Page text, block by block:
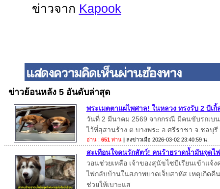
ข่าวจาก Kapook
ข่าวย้อนหลัง 5 อันดับล่าสุด
พระเมตตาแผ่ไพศาล! ในหลวง ทรงรับ 2 บีเ
วันที่ 2 มีนาคม 2569 จากกรณี มีคนขับรถเบ
ไว้ที่สุสานร้าง ต.บางพระ อ.ศรีราชา จ.ชลบุรี
อ่าน : 651ท่าน | ลงข่าวเมื่อ 2026-03-02 23:40:59 น.
สะเทือนใจคนรักสัตว์! คนร้ายราดน้ำมันจุดไ
วอนช่วยเหลือ เจ้าของสุนัขไซบีเรียนเข้าแ
ไฟกลับบ้านในสภาพบาดเจ็บสาหัส เหตุเกิด
ช่วยให้เบาะแส